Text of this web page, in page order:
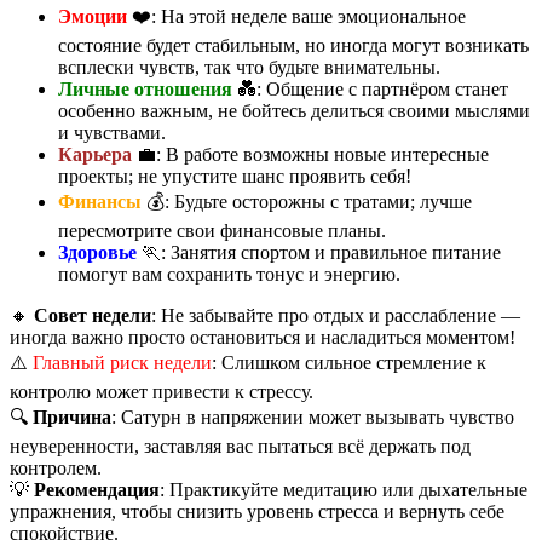
Эмоции ❤️: На этой неделе ваше эмоциональное
состояние будет стабильным, но иногда могут возникать
всплески чувств, так что будьте внимательны.
Личные отношения 💑: Общение с партнёром станет
особенно важным, не бойтесь делиться своими мыслями
и чувствами.
Карьера 💼: В работе возможны новые интересные
проекты; не упустите шанс проявить себя!
Финансы 💰: Будьте осторожны с тратами; лучше
пересмотрите свои финансовые планы.
Здоровье 🏃: Занятия спортом и правильное питание
помогут вам сохранить тонус и энергию.
🔸 Совет недели: Не забывайте про отдых и расслабление —
иногда важно просто остановиться и насладиться моментом!
⚠️ Главный риск недели: Слишком сильное стремление к
контролю может привести к стрессу.
🔍 Причина: Сатурн в напряжении может вызывать чувство
неуверенности, заставляя вас пытаться всё держать под
контролем.
💡 Рекомендация: Практикуйте медитацию или дыхательные
упражнения, чтобы снизить уровень стресса и вернуть себе
спокойствие.